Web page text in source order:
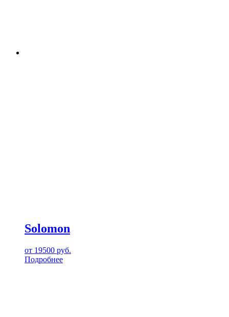
Solomon
от 19500 руб.
Подробнее